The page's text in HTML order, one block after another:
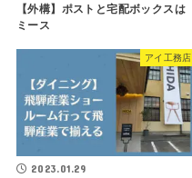
【外構】ポストと宅配ボックスは
ミース
アイ工務店
2023.01.29